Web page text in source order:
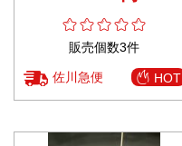
販売個数3件
佐川急便 HOT